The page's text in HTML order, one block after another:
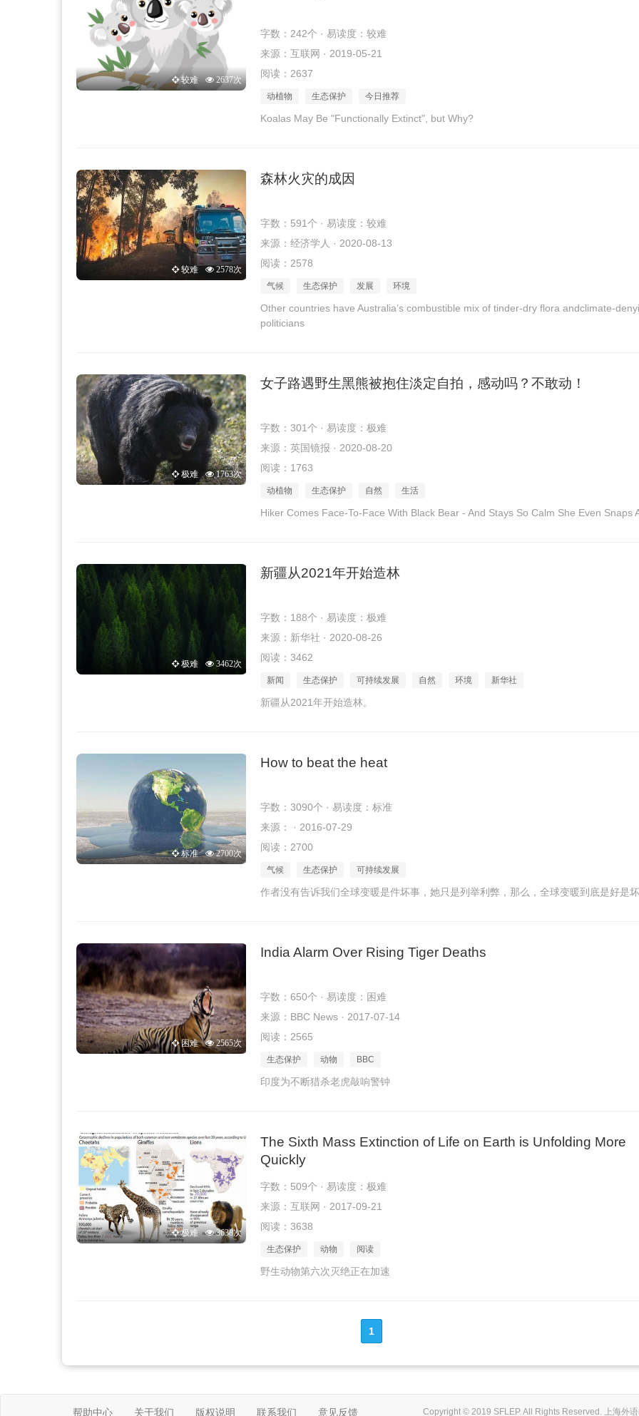
较难 2637次
字数：242个 · 易读度：较难
来源：互联网 · 2019-05-21
阅读：2637
动植物 生态保护 今日推荐
Koalas May Be "Functionally Extinct", but Why?
较难 2578次
森林火灾的成因
字数：591个 · 易读度：较难
来源：经济学人 · 2020-08-13
阅读：2578
气候 生态保护 发展 环境
Other countries have Australia’s combustible mix of tinder-dry flora andclimate-
politicians
极难 1763次
女子路遇野生黑熊被抱住淡定自拍，感动吗？不敢动！
字数：301个 · 易读度：极难
来源：英国镜报 · 2020-08-20
阅读：1763
动植物 生态保护 自然 生活
Hiker Comes Face-To-Face With Black Bear - And Stays So Calm She Even Snaps
极难 3462次
新疆从2021年开始造林
字数：188个 · 易读度：极难
来源：新华社 · 2020-08-26
阅读：3462
新闻 生态保护 可持续发展 自然 环境 新华社
新疆从2021年开始造林。
标准 2700次
How to beat the heat
字数：3090个 · 易读度：标准
来源： · 2016-07-29
阅读：2700
气候 生态保护 可持续发展
作者没有告诉我们全球变暖是件坏事，她只是列举利弊，那么，全球变暖到底是好是
困难 2565次
India Alarm Over Rising Tiger Deaths
字数：650个 · 易读度：困难
来源：BBC News · 2017-07-14
阅读：2565
生态保护 动物 BBC
印度为不断猎杀老虎敲响警钟
极难 3638次
The Sixth Mass Extinction of Life on Earth is Unfolding More
Quickly
字数：509个 · 易读度：极难
来源：互联网 · 2017-09-21
阅读：3638
生态保护 动物 阅读
野生动物第六次灭绝正在加速
1
帮助中心 关于我们 版权说明 联系我们 意见反馈 Copyright © 2019 SFLEP. All Rights Reserved. 上海外